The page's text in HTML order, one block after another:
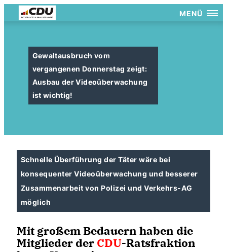
MENÜ
Gewaltausbruch vom
vergangenen Donnerstag zeigt:
Ausbau der Videoüberwachung
ist wichtig!
Schnelle Überführung der Täter wäre bei
konsequenter Videoüberwachung und besserer
Zusammenarbeit von Polizei und Verkehrs-AG
möglich
Mit großem Bedauern haben die
Mitglieder der CDU-Ratsfraktion